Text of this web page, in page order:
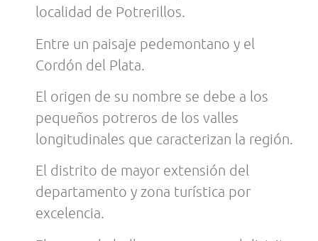
localidad de Potrerillos.
Entre un paisaje pedemontano y el
Cordón del Plata.
El origen de su nombre se debe a los
pequeños potreros de los valles
longitudinales que caracterizan la región.
El distrito de mayor extensión del
departamento y zona turística por
excelencia.